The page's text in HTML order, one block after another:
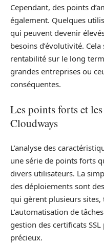
Cependant, des points
également. Quelques
qui peuvent devenir
besoins d’évolutivité.
rentabilité sur le long
grandes entreprises ou
conséquentes.
Les points forts et
Cloudways
L’analyse des
une série de points forts
divers utilisateurs. La
des déploiements sont
qui gèrent plusieurs sites,
L’automatisation de
gestion des certificats
précieux.